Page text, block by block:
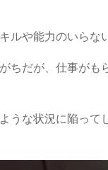
や能力のいらな
だが、仕事がも
うな状況に陥っ